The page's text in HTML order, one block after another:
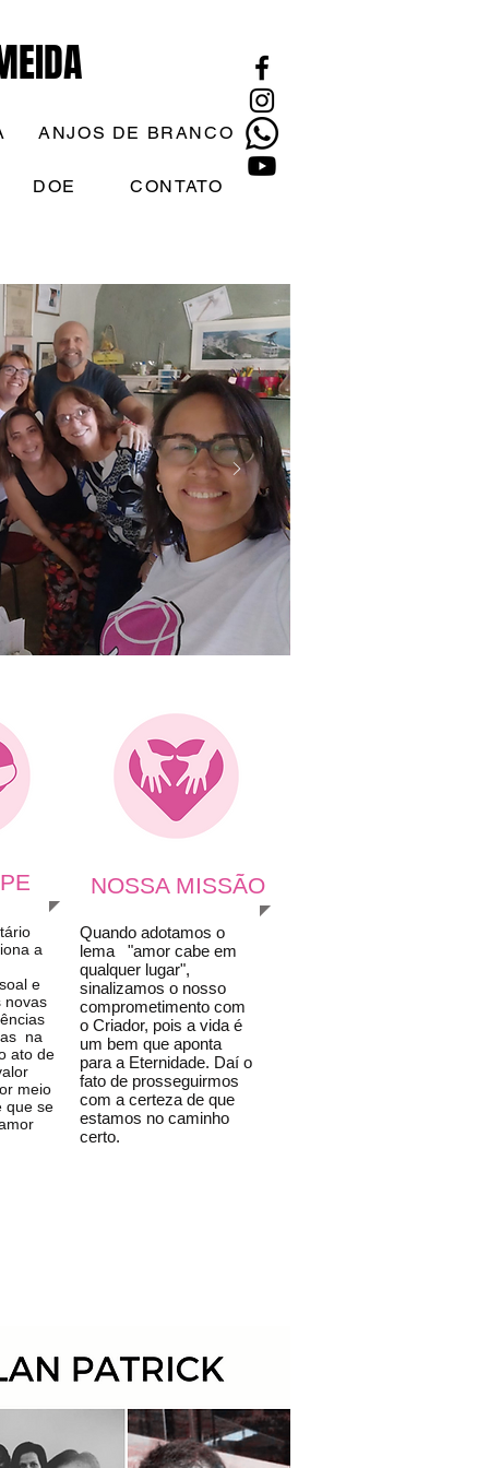
ANJOS DE BRANCO
DOE CONTATO
NOSSA MISSÃO
a
e
novas
na
ato de
meio
que se
Quando adotamos o
lema "amor cabe em
qualquer lugar",
sinalizamos o nosso
comprometimento com
o Criador, pois a vida é
um bem que aponta
para a Eternidade. Daí o
fato de prosseguirmos
com a certeza de que
estamos no caminho
certo.